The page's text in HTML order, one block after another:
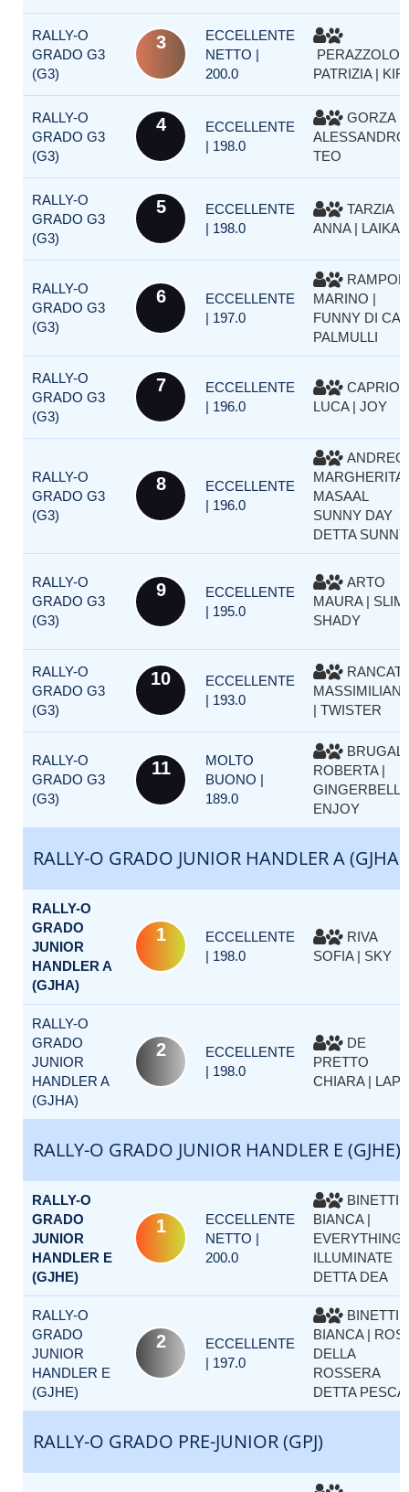
RALLY-O
GRADO G3
(G3)
3
ECCELLENTE
NETTO |
200.0
PERAZZOLO
PATRIZIA |
RALLY-O
GRADO G3
(G3)
4
ECCELLENTE
| 198.0
GORZA
TEO
RALLY-O
GRADO G3
(G3)
5
ECCELLENTE
| 198.0
TARZIA
ANNA | LAIKA
RALLY-O
GRADO G3
(G3)
6
ECCELLENTE
| 197.0
MARINO |
FUNNY DI
PALMULLI
RALLY-O
GRADO G3
(G3)
7
ECCELLENTE
| 196.0
LUCA | JOY
RALLY-O
GRADO G3
(G3)
8
ECCELLENTE
| 196.0
MARGHERITA
MASAAL
SUNNY DAY
DETTA SUNNY
RALLY-O
GRADO G3
(G3)
9
ECCELLENTE
| 195.0
ARTO
MAURA | SLIM
SHADY
RALLY-O
GRADO G3
(G3)
10
ECCELLENTE
| 193.0
RANCATI
| TWISTER
RALLY-O
GRADO G3
(G3)
11
MOLTO
BUONO |
189.0
BRUGALI
ROBERTA |
GINGERBELL
ENJOY
RALLY-O GRADO JUNIOR HANDLER A (GJHA)
RALLY-O
GRADO
JUNIOR
HANDLER A
(GJHA)
1
ECCELLENTE
| 198.0
RIVA
SOFIA | SKY
RALLY-O
GRADO
JUNIOR
HANDLER A
(GJHA)
2
ECCELLENTE
| 198.0
DE
PRETTO
CHIARA |
RALLY-O GRADO JUNIOR HANDLER E (GJHE)
RALLY-O
GRADO
JUNIOR
HANDLER E
(GJHE)
1
ECCELLENTE
NETTO |
200.0
BINETTI
BIANCA |
EVERYTHING
ILLUMINATE
DETTA DEA
RALLY-O
GRADO
JUNIOR
HANDLER E
(GJHE)
2
ECCELLENTE
| 197.0
BINETTI
BIANCA |
DELLA
ROSSERA
DETTA PESCA
RALLY-O GRADO PRE-JUNIOR (GPJ)